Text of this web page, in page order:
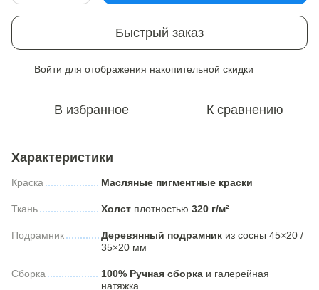
Быстрый заказ
Войти для отображения накопительной скидки
В избранное К сравнению
Характеристики
Краска Масляные пигментные краски
Ткань Холст плотностью 320 г/м²
Подрамник Деревянный подрамник из сосны 45×20 /
35×20 мм
Сборка 100% Ручная сборка и галерейная
натяжка